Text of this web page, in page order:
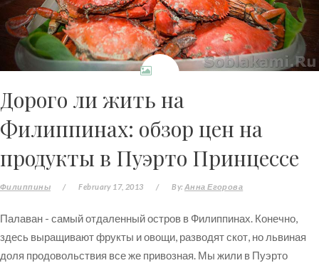
Дорого ли жить на
Филиппинах: обзор цен на
продукты в Пуэрто Принцессе
Филиппины / February 17, 2013 / By: Анна Егорова
Палаван - самый отдаленный остров в Филиппинах. Конечно,
здесь выращивают фрукты и овощи, разводят скот, но львиная
доля продовольствия все же привозная. Мы жили в Пуэрто